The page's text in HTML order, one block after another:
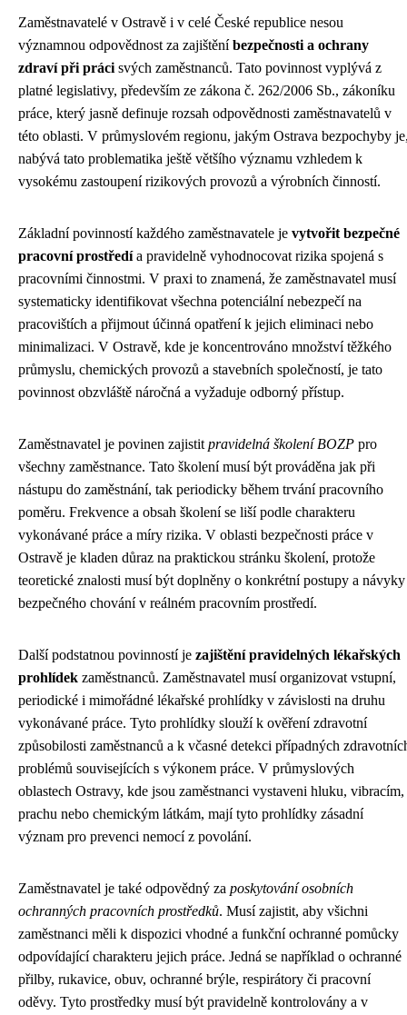
Zaměstnavatelé v Ostravě i v celé České republice nesou
významnou odpovědnost za zajištěníbezpečnosti a ochrany
zdraví při práci svých zaměstnanců. Tato povinnost vyplývá z
platné legislativy, především ze zákona č. 262/2006 Sb., zákoníku
práce, který jasně definuje rozsah odpovědnosti zaměstnavatelů v
této oblasti. V průmyslovém regionu, jakým Ostrava bezpochyby
nabývá tato problematika ještě většího významu vzhledem k
vysokému zastoupení rizikových provozů a výrobních činností.
Základní povinností každého zaměstnavatele je vytvořit bezpečné
pracovní prostředía pravidelně vyhodnocovat rizika spojená s
pracovními činnostmi. V praxi to znamená, že zaměstnavatel musí
systematicky identifikovat všechna potenciální nebezpečí na
pracovištích a přijmout účinná opatření k jejich eliminaci nebo
minimalizaci. V Ostravě, kde je koncentrováno množství těžkého
průmyslu, chemických provozů a stavebních společností, je tato
povinnost obzvláště náročná a vyžaduje odborný přístup.
Zaměstnavatel je povinen zajistit pravidelná školení BOZP pro
všechny zaměstnance. Tato školení musí být prováděna jak při
nástupu do zaměstnání, tak periodicky během trvání pracovního
poměru. Frekvence a obsah školení se liší podle charakteru
vykonávané práce a míry rizika. V oblasti bezpečnosti práce v
Ostravě je kladen důraz na praktickou stránku školení, protože
teoretické znalosti musí být doplněny o konkrétní postupy a návyky
bezpečného chování v reálném pracovním prostředí.
Další podstatnou povinností je zajištění pravidelných lékařských
prohlídek zaměstnanců. Zaměstnavatel musí organizovat vstupní,
periodické i mimořádné lékařské prohlídky v závislosti na druhu
vykonávané práce. Tyto prohlídky slouží k ověření zdravotní
způsobilosti zaměstnanců a k včasné detekci případných
problémů souvisejících s výkonem práce. V průmyslových
oblastech Ostravy, kde jsou zaměstnanci vystaveni hluku, vibracím,
prachu nebo chemickým látkám, mají tyto prohlídky zásadní
význam pro prevenci nemocí z povolání.
Zaměstnavatel je také odpovědný za poskytování osobních
ochranných pracovních prostředků. Musí zajistit, aby všichni
zaměstnanci měli k dispozici vhodné a funkční ochranné pomůcky
odpovídající charakteru jejich práce. Jedná se například o ochranné
přilby, rukavice, obuv, ochranné brýle, respirátory či pracovní
oděvy. Tyto prostředky musí být pravidelně kontrolovány a v